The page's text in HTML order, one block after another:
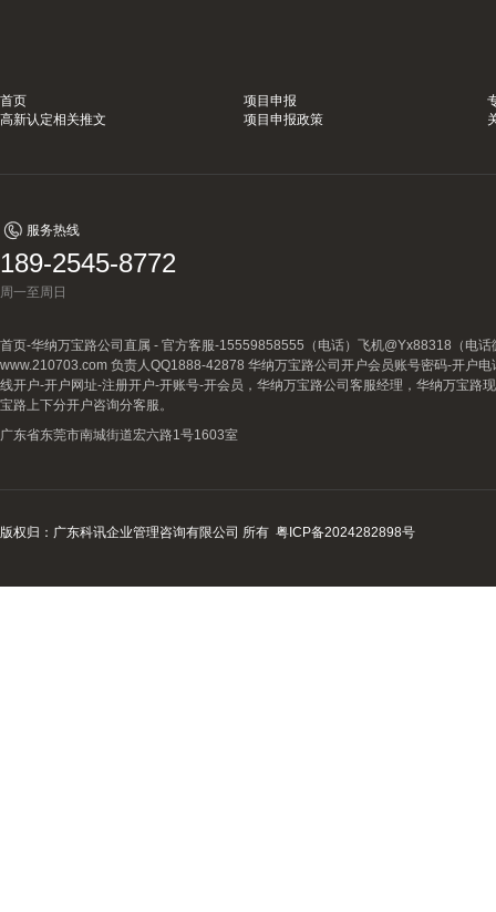
首页 项目申报
高新认定相关推文
项目申报政策
服务热线
189-2545-8772
周一至周日
首页-华纳万宝路公司直属 - 官方客服-15559858555（电话）飞机@Yx88318（电
www.210703.com 负责人QQ1888-42878 华纳万宝路公司开户会员账号密码-开户
线开户-开户网址-注册开户-开账号-开会员，华纳万宝路公司客服经理，华纳万宝路
宝路上下分开户咨询分客服。
广东省东莞市南城街道宏六路1号1603室
版权归：广东科讯企业管理咨询有限公司 所有 粤ICP备2024282898号